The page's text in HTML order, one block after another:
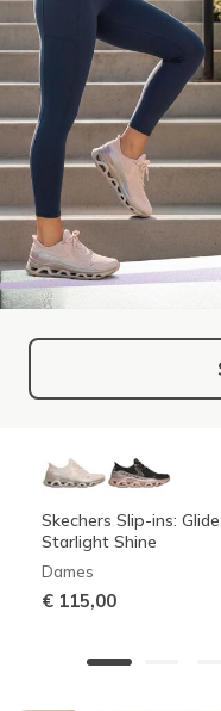
Skechers Slip-ins:
Starlight Shine
Dames
€ 115,00